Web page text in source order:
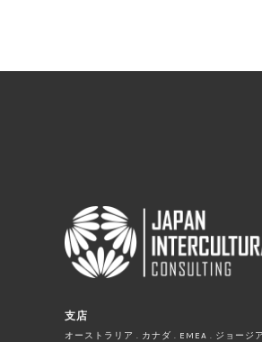
支店
オーストラリア . カナダ . EMEA . ジョージ